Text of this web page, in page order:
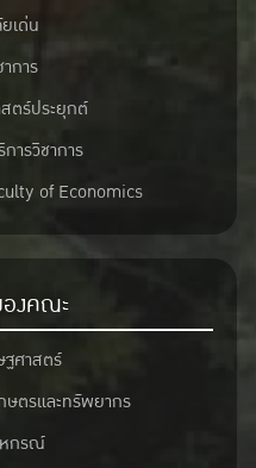
เด่น
การ
สตร์ประยุกต์
ารวิชาการ
of Economics
องคณะ
ฐศาสตร์
ษตรและทรัพยากร
กรณ์